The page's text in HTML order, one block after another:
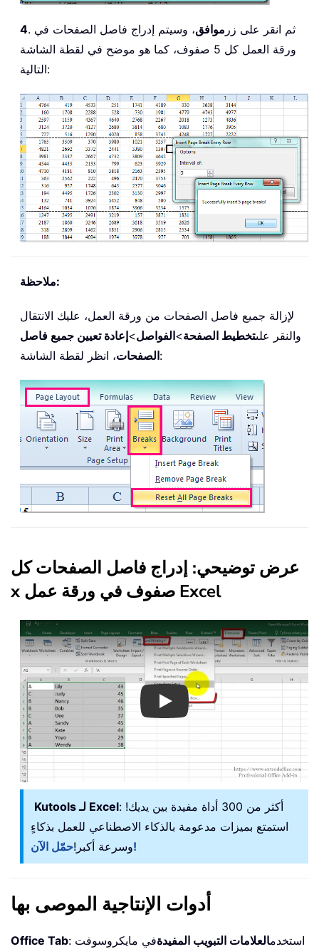
4 . ثم انقر على زر موافق، وسيتم إدراج فاصل الصفحات في
ورقة العمل كل 5 صفوف، كما هو موضح في لقطة الشاشة
التالية:
ملاحظة:
لإزالة جميع فاصل الصفحات من ورقة العمل، عليك الانتقال
والنقر علىتخطيط الصفحة>الفواصل>إعادة تعيين جميع فاصل
الصفحات، انظر لقطة الشاشة:
عرض توضيحي: إدراج فاصل الصفحات كل
x صفوف في ورقة عمل Excel
Play
Kutools لـ Excel: أكثر من 300 أداة مفيدة بين يديك!
استمتع بميزات مدعومة بالذكاء الاصطناعي للعمل بذكاءٍ
وسرعة أكبر!حمّل الآن!
أدوات الإنتاجية الموصى بها
Office Tab : استخدمالعلامات التبويب المفيدةفي مايكروسوفت